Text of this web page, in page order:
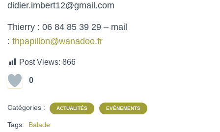
didier.imbert12@gmail.com
Thierry : 06 84 85 39 29 – mail
: thpapillon@wanadoo.fr
Post Views: 866
0
Catégories : ACTUALITÉS EVÉNEMENTS
Tags: Balade